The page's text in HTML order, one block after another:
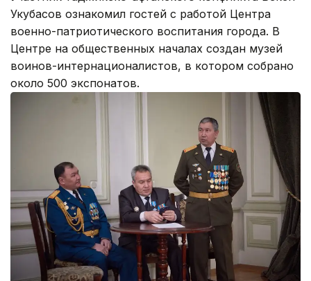
Укубасов ознакомил гостей с работой Центра
военно-патриотического воспитания города. В
Центре на общественных началах создан музей
воинов-интернационалистов, в котором собрано
около 500 экспонатов.